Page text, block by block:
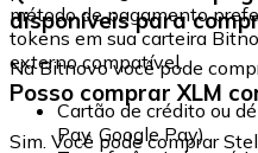
método de pagamento
tokens em sua carteira
externo compatível.
disponíveis para
Na Bitnovo você pode
Cartão de crédito ou
Pay, Google Pay)
Posso comprar XLM
Sim. Você pode comprar